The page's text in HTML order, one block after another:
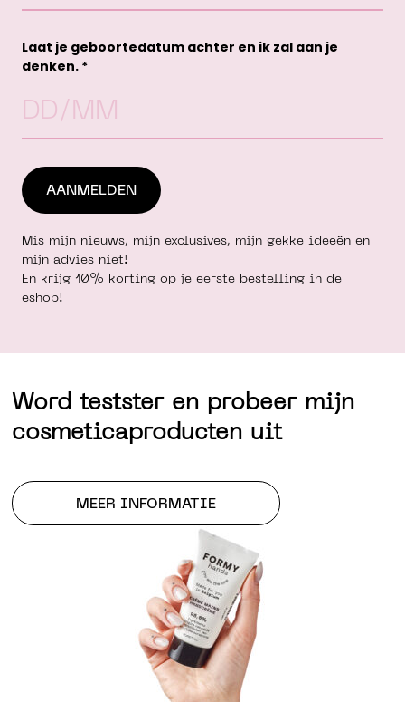
Laat je geboortedatum achter en ik zal aan je
denken. *
Mis mijn nieuws, mijn exclusives, mijn gekke ideeën en
mijn advies niet!
En krijg 10% korting op je eerste bestelling in de
eshop!
Word testster en probeer mijn
cosmeticaproducten uit
MEER INFORMATIE